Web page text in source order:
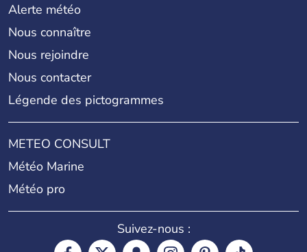
Alerte météo
Nous connaître
Nous rejoindre
Nous contacter
Légende des pictogrammes
METEO CONSULT
Météo Marine
Météo pro
Suivez-nous :